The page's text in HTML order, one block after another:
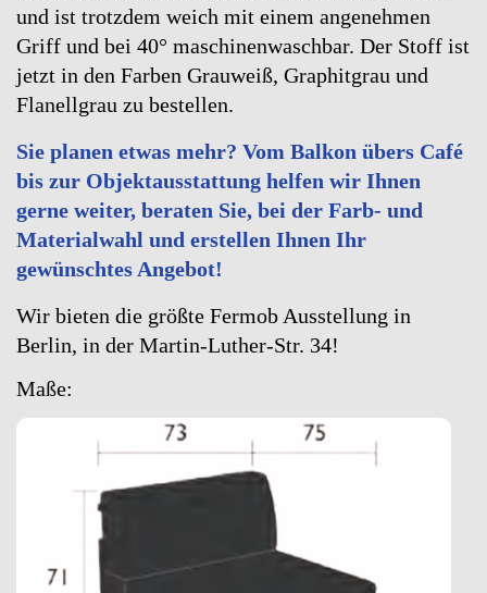
und ist trotzdem weich mit einem angenehmen
Griff und bei 40° maschinenwaschbar. Der Stoff ist
jetzt in den Farben Grauweiß, Graphitgrau und
Flanellgrau zu bestellen.
Sie planen etwas mehr? Vom Balkon übers Café
bis zur Objektausstattung helfen wir Ihnen
gerne weiter, beraten Sie, bei der Farb- und
Materialwahl und erstellen Ihnen Ihr
gewünschtes Angebot!
Wir bieten die größte Fermob Ausstellung in
Berlin, in der Martin-Luther-Str. 34!
Maße: